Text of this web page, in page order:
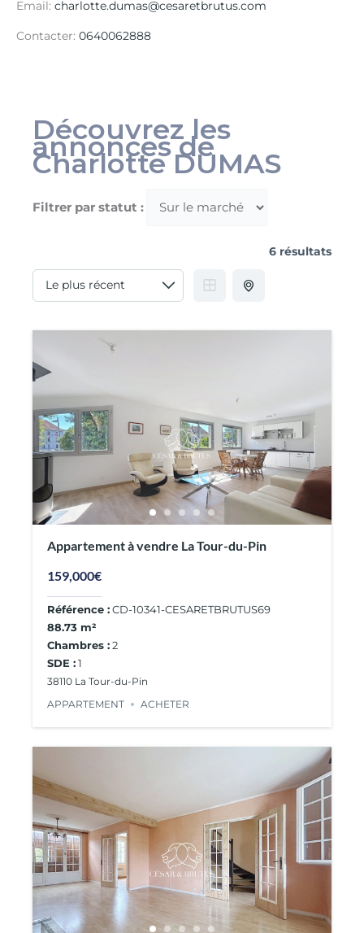
Email: charlotte.dumas@cesaretbrutus.com
Contacter: 0640062888
Découvrez les
annonces de
Charlotte DUMAS
Filtrer par statut :
6 résultats
Appartement à vendre La Tour-du-Pin
159,000€
Référence :CD-10341-CESARETBRUTUS69
88.73 m²
Chambres :2
SDE :1
38110 La Tour-du-Pin
APPARTEMENT
ACHETER